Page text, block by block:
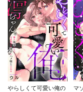
やらしくて可愛い俺の
マ